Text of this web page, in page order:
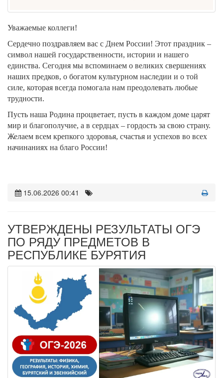
Уважаемые коллеги!
Сердечно поздравляем вас с Днем России! Этот праздник –
символ нашей государственности, истории и нашего
единства. Сегодня мы вспоминаем о великих свершениях
наших предков, о богатом культурном наследии и о той
силе, которая всегда помогала нам преодолевать любые
трудности.
Пусть наша Родина процветает, пусть в каждом доме царят
мир и благополучие, а в сердцах – гордость за свою страну.
Желаем всем крепкого здоровья, счастья и успехов во всех
начинаниях на благо России!
15.06.2026 00:41
УТВЕРЖДЕНЫ РЕЗУЛЬТАТЫ ОГЭ
ПО РЯДУ ПРЕДМЕТОВ В
РЕСПУБЛИКЕ БУРЯТИЯ